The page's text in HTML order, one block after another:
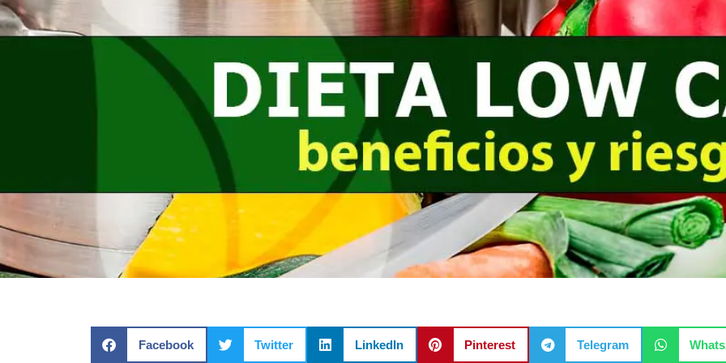
Facebook Twitter LinkedIn Pinterest Telegram